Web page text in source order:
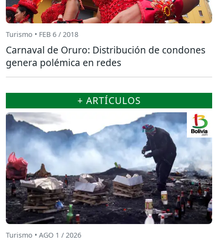
Turismo • FEB 6 / 2018
Carnaval de Oruro: Distribución de condones
genera polémica en redes
+ ARTÍCULOS
Turismo • AGO 1 / 2026